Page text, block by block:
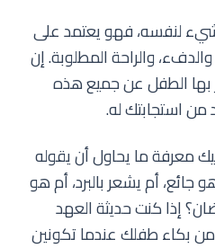
لنفسه، فهو يعتمد على
والراحة المطلوبة. إن
بها الطفل عن جميع هذه
من استجابتك له.
معرفة ما يحاول أن يقوله
أم يشعر بالبرد، أم هو
إذا كنت حديثة العهد
من بكاء طفلك عندما تكونين